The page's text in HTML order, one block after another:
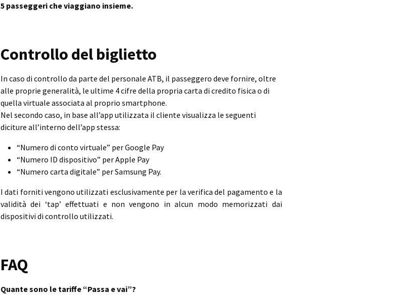
5 passeggeri che viaggiano insieme.
Controllo del biglietto
In caso di controllo da parte del personale ATB, il passeggero deve fornire, oltre
alle proprie generalità, le ultime 4 cifre della propria carta di credito fisica o di
quella virtuale associata al proprio smartphone.
Nel secondo caso, in base all’app utilizzata il cliente visualizza le seguenti
diciture all’interno dell’app stessa:
“Numero di conto virtuale” per Google Pay
“Numero ID dispositivo” per Apple Pay
“Numero carta digitale” per Samsung Pay.
I dati forniti vengono utilizzati esclusivamente per la verifica del pagamento e la
validità dei ‘tap’ effettuati e non vengono in alcun modo memorizzati dai
dispositivi di controllo utilizzati.
FAQ
Quante sono le tariffe “Passa e vai”?